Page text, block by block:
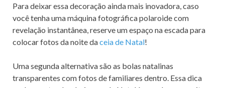
Para deixar essa decoração ainda mais inovadora, caso
você tenha uma máquina fotográfica polaroide com
revelação instantânea, reserve um espaço na escada para
colocar fotos da noite daceia de Natal!
Uma segunda alternativa são as bolas natalinas
transparentes com fotos de familiares dentro. Essa dica